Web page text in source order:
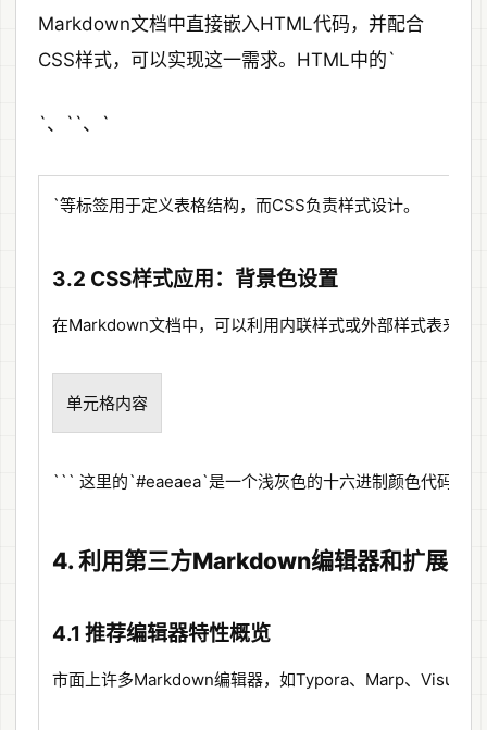
Markdown文档中直接嵌入HTML代码，并配合
CSS样式，可以实现这一需求。HTML中的`
`、``、`
`等标签用于定义表格结构，而CSS负责样式设计。
3.2 CSS样式应用：背景色设置
在Markdown文档中，可以利用内联样式或外部样式表来
单元格内容
``` 这里的`#eaeaea`是一个浅灰色的十六进制颜色代码，
4. 利用第三方Markdown编辑器和扩展
4.1 推荐编辑器特性概览
市面上许多Markdown编辑器，如Typora、Marp、Visual